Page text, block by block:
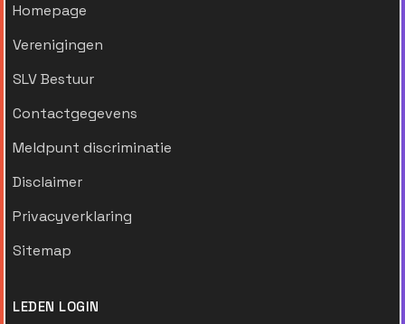
Homepage
Verenigingen
SLV Bestuur
Contactgegevens
Meldpunt discriminatie
Disclaimer
Privacyverklaring
Sitemap
LEDEN LOGIN